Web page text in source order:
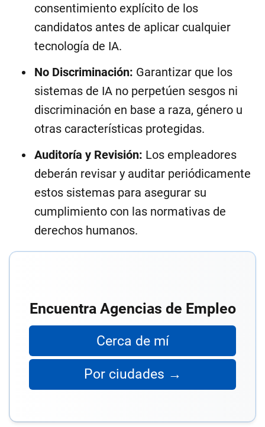
consentimiento explícito de los
candidatos antes de aplicar cualquier
tecnología de IA.
No Discriminación: Garantizar que los
sistemas de IA no perpetúen sesgos ni
discriminación en base a raza, género u
otras características protegidas.
Auditoría y Revisión: Los empleadores
deberán revisar y auditar periódicamente
estos sistemas para asegurar su
cumplimiento con las normativas de
derechos humanos.
Encuentra Agencias de Empleo
Cerca de mí
Por ciudades →